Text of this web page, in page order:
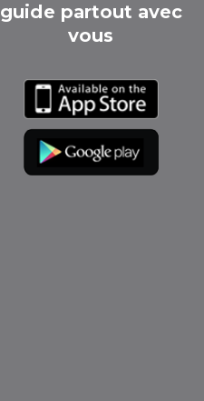
guide partout avec
vous